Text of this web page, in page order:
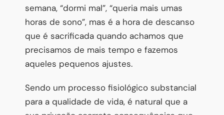
semana, “dormi mal”, “queria mais umas
horas de sono”, mas é a hora de descanso
que é sacrificada quando achamos que
precisamos de mais tempo e fazemos
aqueles pequenos ajustes.
Sendo um processo fisiológico substancial
para a qualidade de vida, é natural que a